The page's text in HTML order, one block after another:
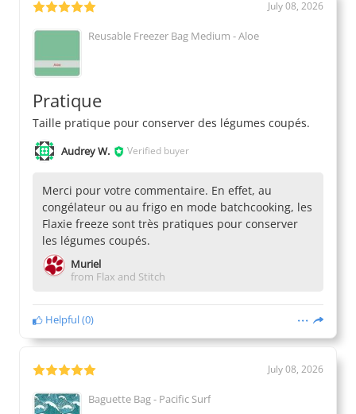
July 08, 2026
Reusable Freezer Bag Medium - Aloe
Pratique
Taille pratique pour conserver des légumes coupés.
Audrey W. Verified buyer
Merci pour votre commentaire. En effet, au
congélateur ou au frigo en mode batchcooking, les
Flaxie freeze sont très pratiques pour conserver
les légumes coupés.
Muriel
from Flax and Stitch
Helpful(0)
July 08, 2026
Baguette Bag - Pacific Surf